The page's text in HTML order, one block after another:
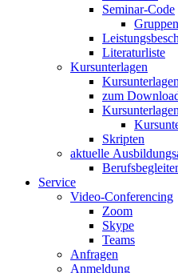
Seminar-Code
Literaturliste
Kursunterlagen
zum
Skripten
aktuelle
Service
Video-Conferencing
Zoom
Skype
Teams
Anfragen
Anmeldung